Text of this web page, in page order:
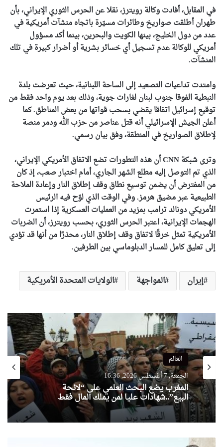
في المقابل، أفادت وكالة رويترز، نقلا عن الحرس الثوري الإيراني، بأن
طهران أطلقت صواريخ وطائرات مسيّرة باتجاه منشآت أمريكية في
عدد من دول الخليج، بينها الكويت والبحرين، بينما أكد مسؤول
أمريكي للوكالة عدم تسجيل أي خسائر بشرية أو أضرار كبيرة في تلك
المنشآت.
وامتدت تداعيات التصعيد إلى الساحة اللبنانية، حيث تعرضت بلدة
النبطية الفوقا جنوب لبنان لغارات جوية، وذلك بعد يوم واحد فقط من
توقيع إسرائيل اتفاقا يقضي بسحب قواتها من بعض المناطق. كما
أعلن الجيش الإسرائيلي أنه قتل عناصر من حزب الله ودمر منصة
لإطلاق الصواريخ في المنطقة، وفق بيان رسمي.
وترى شبكة CNN أن هذه التطورات تضع الاتفاق الأمريكي الإيراني،
الذي تم التوصل إليه مطلع الشهر الجاري، أمام اختبار صعب، إذ كان
من المفترض أن يضمن توسيع نطاق وقف إطلاق النار وإعادة الملاحة
الطبيعية عبر مضيق هرمز. وفي الوقت الذي لوّح فيه الرئيس
الأمريكي دونالد ترامب بمزيد من العمليات العسكرية إذا استمرت
الهجمات الإيرانية، اعتبر الحرس الثوري، بحسب رويترز، أن الضربات
الأمريكية تمثل خرقًا لاتفاق وقف إطلاق النار، محذرًا من أنها قد تؤدي
إلى تعليق كامل للمسار الدبلوماسي بين الطرفين.
إيران المواجهة الولايات المتحدة الأمريكية
العالم
الجمعة, 7 أغسطس 2026, 16:36
المغرب يضع البحث العلمي على “لائحة
البيع”..شهادات عليا لمن يملك المال فقط
تنفيذا